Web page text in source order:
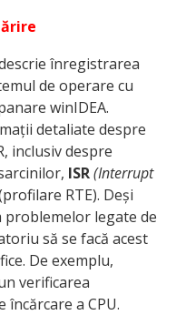
înregistrarea
de operare cu
winIDEA.
detaliate despre
inclusiv despre
ISR(Interrupt
RTE). Deși
problemelor legate de
să se facă acest
De exemplu,
verificarea
a CPU.